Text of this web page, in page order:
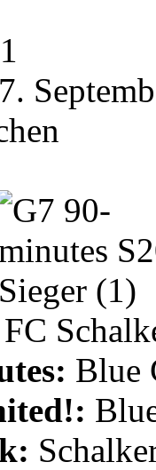
FC
Blue